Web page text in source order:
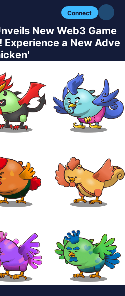
Connect
New Web3 Game
Experience a New Adve